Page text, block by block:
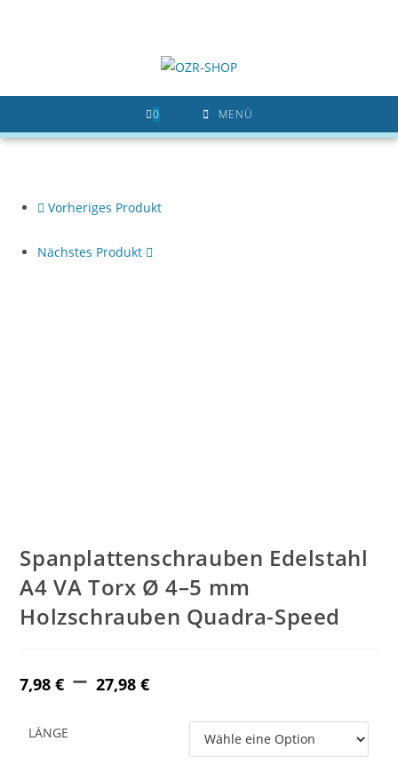
0 MENÜ
Vorheriges Produkt
Nächstes Produkt
Spanplattenschrauben Edelstahl
A4 VA Torx Ø 4–5 mm
Holzschrauben Quadra-Speed
7,98€ – 27,98€range:
7,98 €
LÄNGE